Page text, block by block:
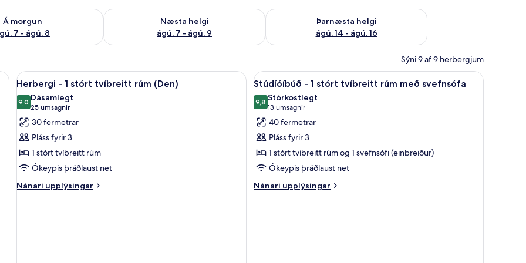
Á morgun
7 - ágú. 8
á morgun ágú. 7 - ágú. 8
Næsta helgi
ágú. 7 - ágú. 9
Athuga framboð næstu helgi ágú. 7 - ágú. 9
Þarnæsta helgi
ágú. 14 - ágú. 16
Athuga framboð þarnæstu helgi ágú. 14 - ágú. 16
Sýni 9 af 9 herbergjum
Skoða
allar
myndir
fyrir
Herbergi
-
1
stórt
tvíbreitt
Herbergi - 1 stórt tvíbreitt rúm (Den) | Rúmföt af bestu gerð, rúm með „pillowtop“-dýnum, öryggishólf í herbergi
5
Herbergi - 1 stórt tvíbreitt rúm (Den)
9,09,0 af 10
Dásamlegt
25 umsagnir
(25
umsagnir)
30 fermetrar
Pláss fyrir 3
1 stórt tvíbreitt rúm
Ókeypis þráðlaust net
Nánari upplýsingar
Nánari
Skoða
allar
myndir
fyrir
Stúdíóíbúð
-
1
stórt
tvíbreitt
Stúdíóíbúð - 1 stórt tvíbreitt rúm með
6
Stúdíóíbúð - 1 stórt tvíbreitt rúm með svefnsófa
9,89,8 af 10
Stórkostlegt
13 umsagnir
(13
umsagnir)
40 fermetrar
Pláss fyrir 3
1 stórt tvíbreitt rúm og 1 svefnsófi (einbreiður)
Ókeypis þráðlaust net
Nánari upplýsingar
Nánari